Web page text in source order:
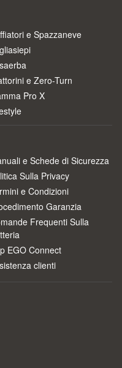
e Spazzaneve
e Zero-Turn
Pro X
e Schede di Sicurezza
Sulla Privacy
e Condizioni
Garanzia
Frequenti Sulla
EGO Connect
clienti